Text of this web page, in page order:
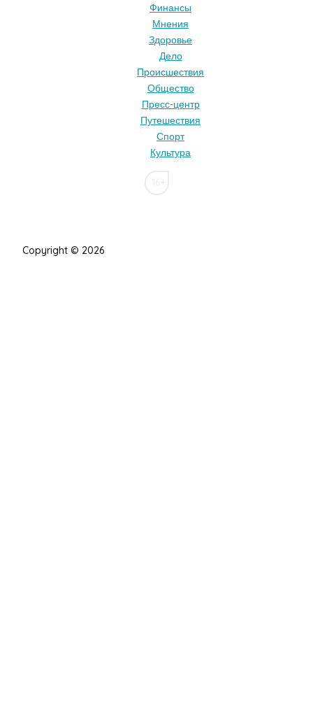
Финансы
Мнения
Здоровье
Дело
Происшествия
Общество
Пресс-центр
Путешествия
Спорт
Культура
Copyright © 2026